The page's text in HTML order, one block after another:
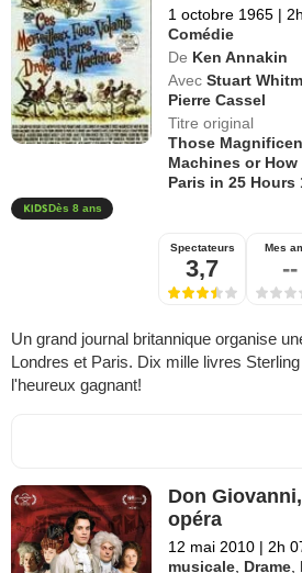
1 octobre 1965 |
Comédie
De Ken Annakin
Avec Stuart
Pierre Cassel
Titre original
Those
Machines or
Paris in 25 Hours
Dès 8 ans
Spectateurs
3,7
Mes
--
Un grand journal britannique organise
Londres et Paris. Dix mille livres
l'heureux gagnant!
Don
opéra
12 mai 2010 | 2h
musicale Drame